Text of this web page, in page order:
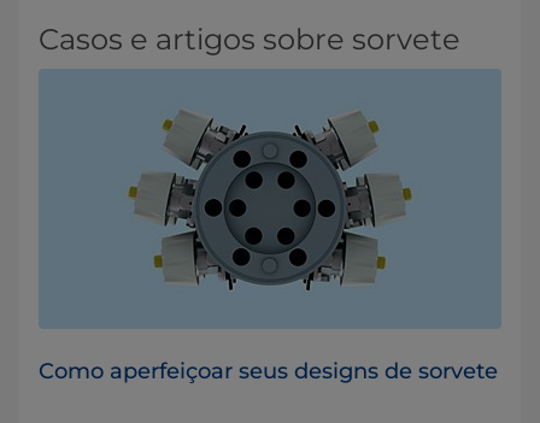
Casos e artigos sobre sorvete
Como aperfeiçoar seus designs de sorvete